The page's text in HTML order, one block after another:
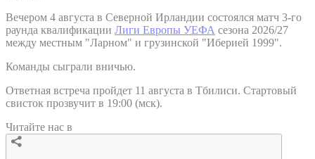
Вечером 4 августа в Северной Ирландии состоялся матч 3-го
раунда квалификации Лиги Европы УЕФА сезона 2026/27
между местным "Ларном" и грузинской "Иберией 1999".
Команды сыграли вничью.
Ответная встреча пройдет 11 августа в Тбилиси. Стартовый
свисток прозвучит в 19:00 (мск).
Читайте нас в